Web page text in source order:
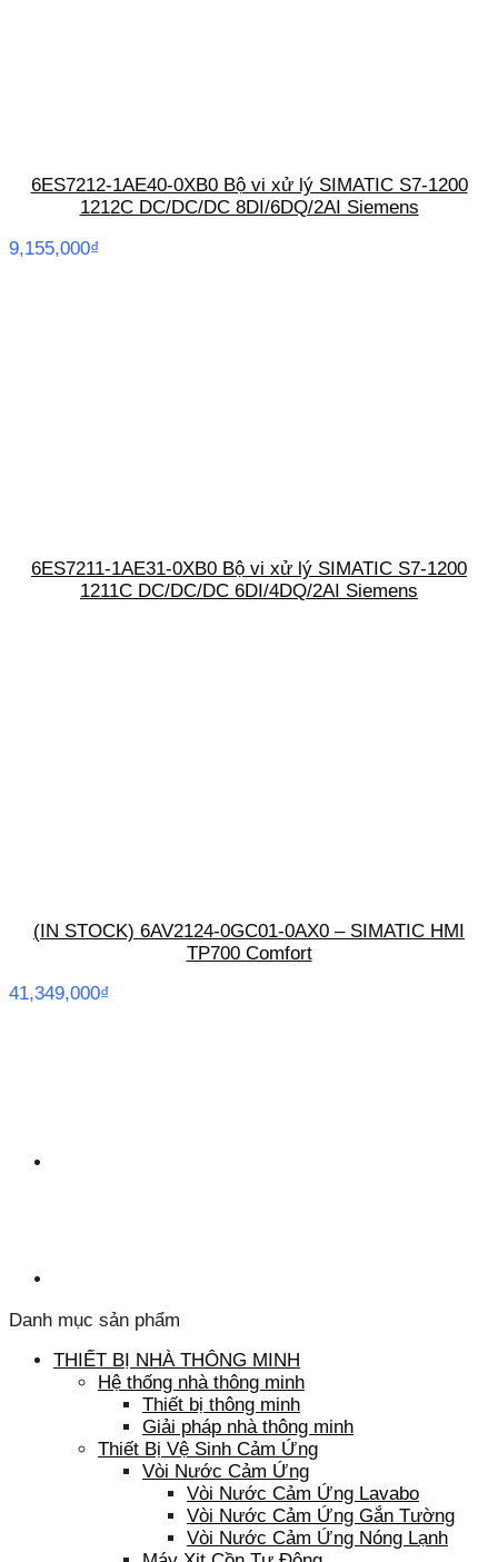
6ES7212-1AE40-0XB0 Bộ vi xử lý SIMATIC S7-1200
1212C DC/DC/DC 8DI/6DQ/2AI Siemens
9,155,000₫
6ES7211-1AE31-0XB0 Bộ vi xử lý SIMATIC S7-1200
1211C DC/DC/DC 6DI/4DQ/2AI Siemens
(IN STOCK) 6AV2124-0GC01-0AX0 – SIMATIC HMI
TP700 Comfort
41,349,000₫
Danh mục sản phẩm
THIẾT BỊ NHÀ THÔNG MINH
Hệ thống nhà thông minh
Thiết bị thông minh
Giải pháp nhà thông minh
Thiết Bị Vệ Sinh Cảm Ứng
Vòi Nước Cảm Ứng
Vòi Nước Cảm Ứng Lavabo
Vòi Nước Cảm Ứng Gắn Tường
Vòi Nước Cảm Ứng Nóng Lạnh